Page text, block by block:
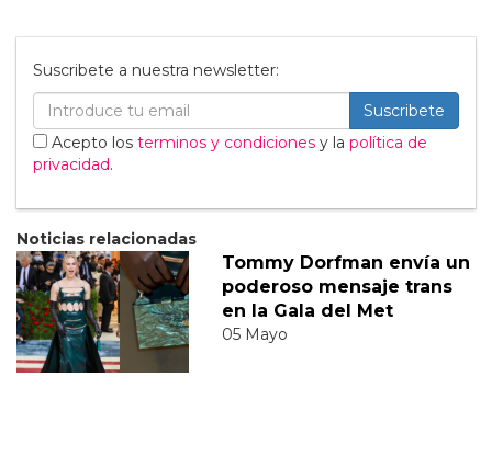
Suscribete a nuestra newsletter:
Suscribete
Acepto los terminos y condiciones y la política de
privacidad.
Noticias relacionadas
Tommy Dorfman envía un
poderoso mensaje trans
en la Gala del Met
05 Mayo